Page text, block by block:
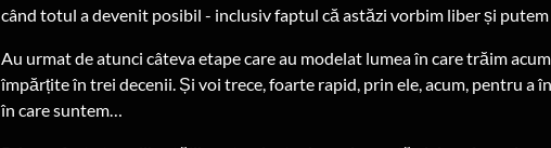
când totul a devenit posibil - inclusiv faptul că astăzi vorbim liber și
Au urmat de atunci câteva etape care au modelat lumea în care trăim
împărțite în trei decenii. Și voi trece, foarte rapid, prin ele, acum, pentru a
în care suntem…